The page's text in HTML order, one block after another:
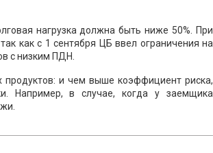
нагрузка должна быть ниже 50%. При
как с 1 сентября ЦБ ввел ограничения на
с низким ПДН.
продуктов: и чем выше коэффициент риска,
Например, в случае, когда у заемщика